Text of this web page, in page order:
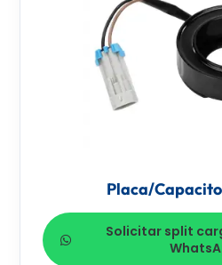
Placa/
Solicitar split